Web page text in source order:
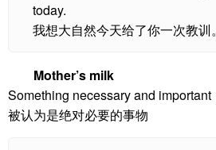
today.
我想大自然今天给了你一次教训。
Mother’s milk
Something necessary and important
被认为是绝对必要的事物